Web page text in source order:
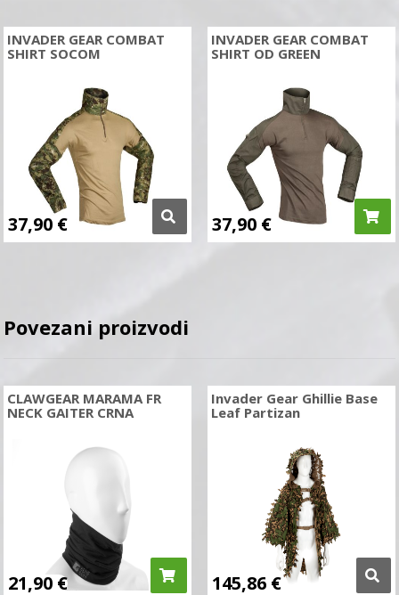
INVADER GEAR COMBAT
SHIRT SOCOM
37,90 €
INVADER GEAR COMBAT
SHIRT OD GREEN
37,90 €
Povezani proizvodi
CLAWGEAR MARAMA FR
NECK GAITER CRNA
21,90 €
Invader Gear Ghillie Base
Leaf Partizan
145,86 €